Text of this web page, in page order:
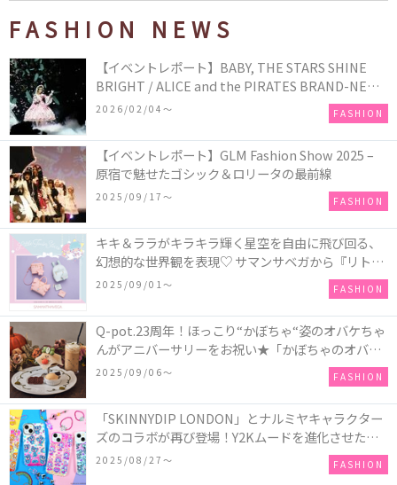
FASHION NEWS
【イベントレポート】BABY, THE STARS SHINE
BRIGHT / ALICE and the PIRATES BRAND-NEW
COLLECTION in TOKYO
2026/02/04〜 FASHION
【イベントレポート】GLM Fashion Show 2025 –
原宿で魅せたゴシック＆ロリータの最前線
2025/09/17〜 FASHION
キキ＆ララがキラキラ輝く星空を自由に飛び回る、
幻想的な世界観を表現♡ サマンサベガから『リトル
ツインスターズ』50周年アニバーサリーイヤー』を
2025/09/01〜 FASHION
Q-pot.23周年！ほっこり“かぼちゃ“姿のオバケちゃ
んがアニバーサリーをお祝い★「かぼちゃのオバケ
ーキアクセサリー」が新発売！Q-pot CAFE.では
「かぼちゃのオバケーキプレート」も登場
2025/09/06〜 FASHION
「SKINNYDIP LONDON」とナルミヤキャラクター
ズのコラボが再び登場！Y2Kムードを進化させた新
作コレクションを発売♪
2025/08/27〜 FASHION